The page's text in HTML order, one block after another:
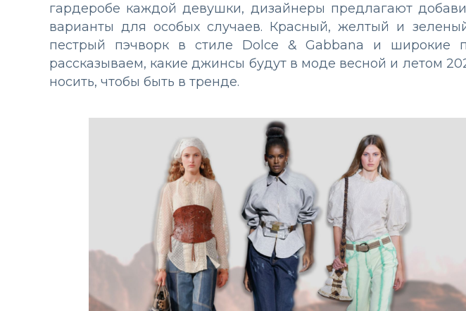
гардеробе каждой девушки, дизайнеры предлагают
варианты для особых случаев. Красный, желтый и
пестрый пэчворк в стиле Dolcе & Gabbana и широкие
рассказываем, какие джинсы будут в моде весной и летом
носить, чтобы быть в тренде.